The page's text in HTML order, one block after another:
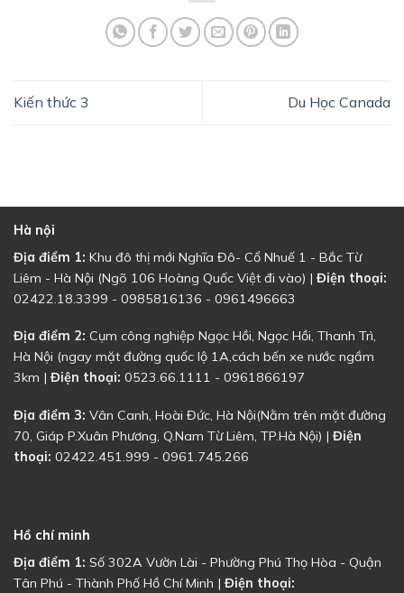
Kiến thức 3 Du Học Canada
Hà nội
Địa điểm 1: Khu đô thị mới Nghĩa Đô- Cổ Nhuế 1 - Bắc Từ
Liêm - Hà Nội (Ngõ 106 Hoàng Quốc Việt đi vào) | Điện thoại:
02422.18.3399 - 0985816136 - 0961496663
Địa điểm 2: Cụm công nghiệp Ngọc Hồi, Ngọc Hồi, Thanh Trì,
Hà Nội (ngay mặt đường quốc lộ 1A,cách bến xe nước ngầm
3km | Điện thoại: 0523.66.1111 - 0961866197
Địa điểm 3: Vân Canh, Hoài Đức, Hà Nội(Nằm trên mặt đường
70, Giáp P.Xuân Phương, Q.Nam Từ Liêm, TP.Hà Nội) | Điện
thoại: 02422.451.999 - 0961.745.266
Hồ chí minh
Địa điểm 1: Số 302A Vườn Lài - Phường Phú Thọ Hòa - Quận
Tân Phú - Thành Phố Hồ Chí Minh | Điện thoại: